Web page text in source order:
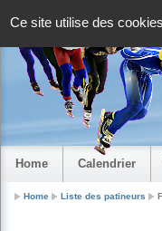
Ce site utilise des
Home Calendrier
Home Liste des patineurs